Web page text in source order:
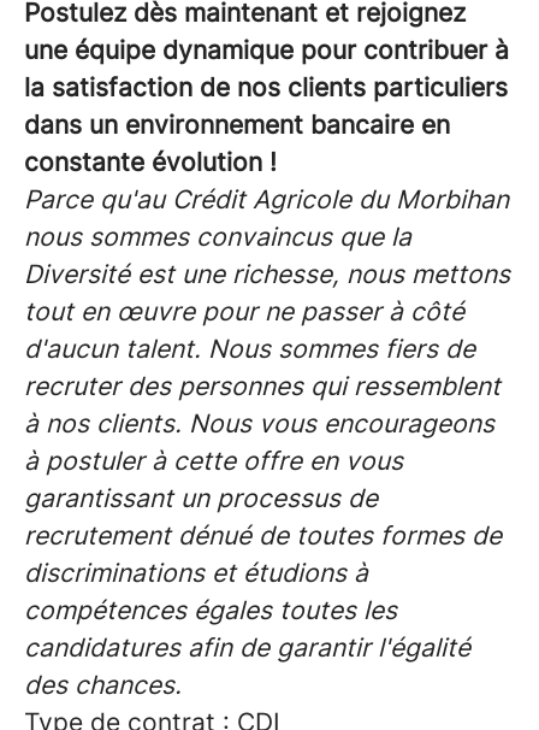
Postulez dès maintenant et rejoignez
une équipe dynamique pour contribuer à
la satisfaction de nos clients particuliers
dans un environnement bancaire en
constante évolution !
Parce qu'au Crédit Agricole du Morbihan
nous sommes convaincus que la
Diversité est une richesse, nous mettons
tout en œuvre pour ne passer à côté
d'aucun talent. Nous sommes fiers de
recruter des personnes qui ressemblent
à nos clients. Nous vous encourageons
à postuler à cette offre en vous
garantissant un processus de
recrutement dénué de toutes formes de
discriminations et étudions à
compétences égales toutes les
candidatures afin de garantir l'égalité
des chances.
Type de contrat : CDI